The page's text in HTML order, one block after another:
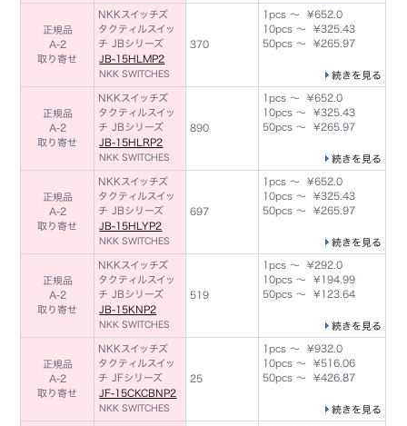
正規品
A-2
取り寄せ
NKKスイッチズ
タクティルスイッ
チ JBシリーズ
JB-15HLMP2
NKK SWITCHES
370
1pcs ～ ¥652.0
10pcs ～ ¥325.43
50pcs ～ ¥265.97
続きを見る
正規品
A-2
取り寄せ
NKKスイッチズ
タクティルスイッ
チ JBシリーズ
JB-15HLRP2
NKK SWITCHES
890
1pcs ～ ¥652.0
10pcs ～ ¥325.43
50pcs ～ ¥265.97
続きを見る
正規品
A-2
取り寄せ
NKKスイッチズ
タクティルスイッ
チ JBシリーズ
JB-15HLYP2
NKK SWITCHES
697
1pcs ～ ¥652.0
10pcs ～ ¥325.43
50pcs ～ ¥265.97
続きを見る
正規品
A-2
取り寄せ
NKKスイッチズ
タクティルスイッ
チ JBシリーズ
JB-15KNP2
NKK SWITCHES
519
1pcs ～ ¥292.0
10pcs ～ ¥194.99
50pcs ～ ¥123.64
続きを見る
正規品
A-2
取り寄せ
NKKスイッチズ
タクティルスイッ
チ JFシリーズ
JF-15CKCBNP2
NKK SWITCHES
25
1pcs ～ ¥932.0
10pcs ～ ¥516.06
50pcs ～ ¥426.87
続きを見る